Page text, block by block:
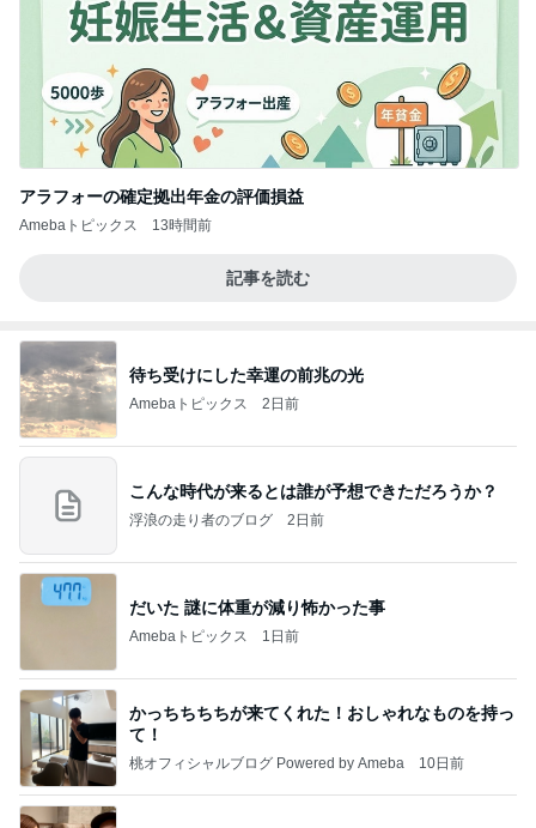
アラフォーの確定拠出年金の評価損益
Amebaトピックス 13時間前
記事を読む
待ち受けにした幸運の前兆の光
Amebaトピックス 2日前
こんな時代が来るとは誰が予想できただろうか？
浮浪の走り者のブログ 2日前
だいた 謎に体重が減り怖かった事
Amebaトピックス 1日前
かっちちちちが来てくれた！おしゃれなものを持っ
て！
桃オフィシャルブログ Powered by Ameba 10日前